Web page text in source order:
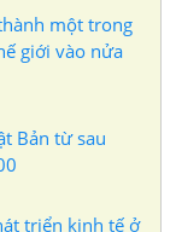
một trong
giới vào nửa
Bản từ sau
triển kinh tế ở